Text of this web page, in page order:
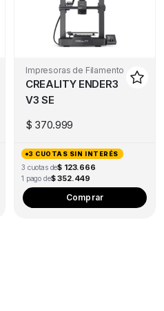
Impresoras de Filamento
CREALITY ENDER3
V3 SE
$ 370.999
3 CUOTAS SIN INTERÉS
3 cuotas de$ 123.666
1 pago de$ 352.449
Comprar